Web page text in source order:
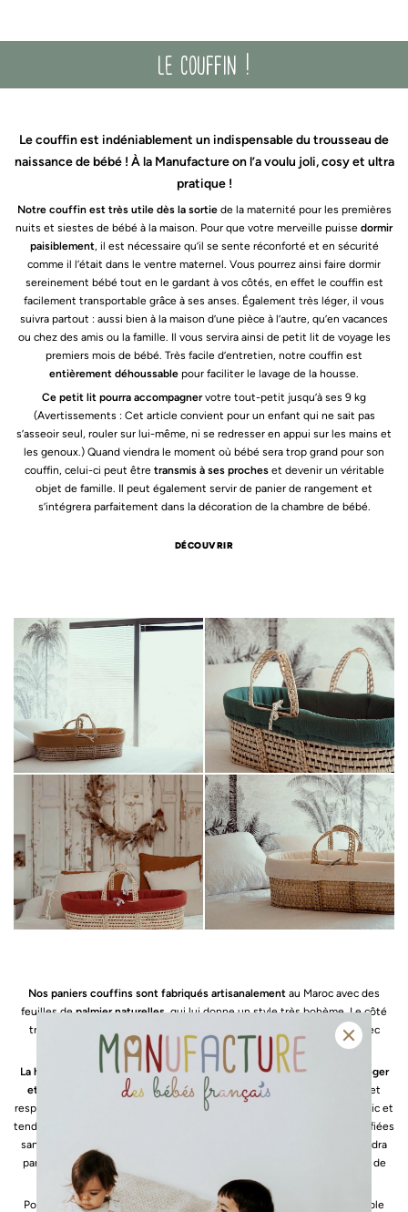
le couffin !
Le couffin est indéniablement un indispensable du trousseau de
naissance de bébé ! À la Manufacture on l’a voulu joli, cosy et ultra
pratique !
Notre couffin est très utile dès la sortiede la maternité pour les premières
nuits et siestes de bébé à la maison. Pour que votre merveille puisse dormir
paisiblement, il est nécessaire qu’il se sente réconforté et en sécurité
comme il l’était dans le ventre maternel. Vous pourrez ainsi faire dormir
sereinement bébé tout en le gardant à vos côtés, en effet le couffin est
facilement transportable grâce à ses anses. Également très léger, il vous
suivra partout : aussi bien à la maison d’une pièce à l’autre, qu’en vacances
ou chez des amis ou la famille. Il vous servira ainsi de petit lit de voyage les
premiers mois de bébé. Très facile d’entretien, notre couffin est
entièrement déhoussable pour faciliter le lavage de la housse.
Ce petit lit pourra accompagnervotre tout-petit jusqu’à ses 9 kg
(Avertissements : Cet article convient pour un enfant qui ne sait pas
s’asseoir seul, rouler sur lui-même, ni se redresser en appui sur les mains et
les genoux.) Quand viendra le moment où bébé sera trop grand pour son
couffin, celui-ci peut être transmis à ses procheset devenir un véritable
objet de famille. Il peut également servir de panier de rangement et
s’intégrera parfaitement dans la décoration de la chambre de bébé.
DÉCOUVRIR
Nos paniers couffins sont fabriqués artisanalement au Maroc avec des
feuilles depalmier naturelles, qui lui donne un style très bohème. Le côté
très « déco » de notre couffin permet de se marier à la perfection avec
l’univers des parents !
La housse du panier couffinest composée de
double gaze de coton léger
et aérien
offrant à bébé un toucher doudou ; cette matière naturelle et
respirante évite également l’excès de chaleur et apporte une touche chic et
tendance. Fabriqué en France et confectionné à partir de matières certifiées
sans substance nocive ou irritante, l’habillage de notre couffin conviendra
parfaitement à la peau sensible des nouveau-nés et sera respectueux de
notre environnement.
Pour le
confortde votre tout-petit, notre couffin est muni d’un véritable